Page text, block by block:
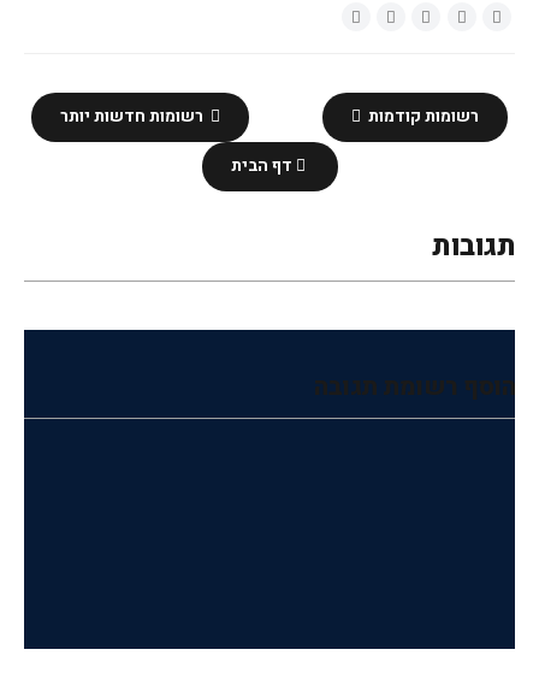
רשומות חדשות יותר רשומות קודמות
דף הבית
תגובות
הוסף רשומת תגובה